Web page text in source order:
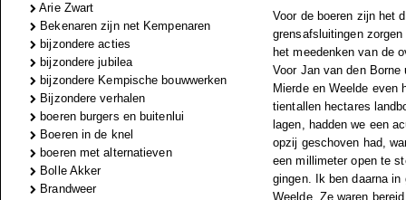
Arie Zwart
Bekenaren zijn net Kempenaren
bijzondere acties
bijzondere jubilea
bijzondere Kempische bouwwerken
Bijzondere verhalen
boeren burgers en buitenlui
Boeren in de knel
boeren met alternatieven
Bolle Akker
Brandweer
Voor de boeren zijn het
grensafsluitingen
het meedenken van de
Voor Jan van den
Mierde en Weelde even
tientallen hectares
lagen, hadden we een
opzij geschoven had,
een millimeter open te
gingen. Ik ben daarna
Weelde. Ze waren